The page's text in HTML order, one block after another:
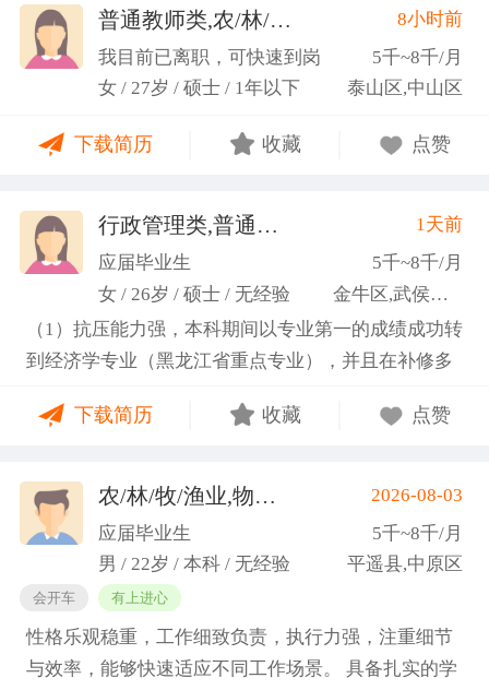
做事认真细心，具有较强的执行力、高度敬业精神、
良好的职业操 守和团队协作精神。
普通教师类,农/林/牧/渔业 (张卓璐)8小时前
我目前已离职，可快速到岗
5千~8千/月
女 / 27岁 / 硕士 / 1年以下
泰山区,中山区
下载简历 收藏 点赞
行政管理类,普通教师类
1天前
应届毕业生
5千~8千/月
女 / 26岁 / 硕士 / 无经验
金牛区,武侯区,青羊区
（1）抗压能力强，本科期间以专业第一的成绩成功转
到经济学专业（黑龙江省重点专业），并且在补修多
学；研一刚入学就跟随导师参加多个项目书撰写，其
基金项目以及国家重大课题项目申报书的撰写。
（2）沟通能力强，2023年9月-2024年6月在研究生管
理办公室担任助管，主要负责硕士、博士研究生开
题、预答辩和正式答辩答辩秘书工作，同时负责研究
生入学复试相关工作，研究生日常事务管理工作，与
老师和同学多方沟通协调；2025年4月-2025年7月在
图书馆信息处担任助管，主要负责毕业生论文查重、
下载简历 收藏 点赞
农/林/牧/渔业,物业管理,环保,物流/仓储,人事/行政/后勤
2026-08-03
应届毕业生
5千~8千/月
男 / 22岁 / 本科 / 无经验
平遥县,中原区
会开车 有上进心
性格乐观稳重，工作细致负责，执行力强，注重细节
与效率，能够快速适应不同工作场景。 具备扎实的学